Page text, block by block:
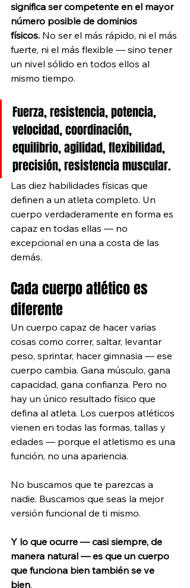
significa ser competente en el mayor
número posible de dominios
físicos. No ser el más rápido, ni el más
fuerte, ni el más flexible — sino tener
un nivel sólido en todos ellos al
mismo tiempo.
Fuerza, resistencia, potencia,
velocidad, coordinación,
equilibrio, agilidad, flexibilidad,
precisión, resistencia muscular.
Las diez habilidades físicas que
definen a un atleta completo. Un
cuerpo verdaderamente en forma es
capaz en todas ellas — no
excepcional en una a costa de las
demás.
Cada cuerpo atlético es
diferente
Un cuerpo capaz de hacer varias
cosas como correr, saltar, levantar
peso, sprintar, hacer gimnasia — ese
cuerpo cambia. Gana músculo, gana
capacidad, gana confianza. Pero no
hay un único resultado físico que
defina al atleta. Los cuerpos atléticos
vienen en todas las formas, tallas y
edades — porque el atletismo es una
función, no una apariencia.
No buscamos que te parezcas a
nadie. Buscamos que seas la mejor
versión funcional de ti mismo.
Y lo que ocurre — casi siempre, de
manera natural — es que un cuerpo
que funciona bien también se ve
bien.